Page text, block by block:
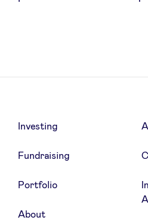
Advantages
BeAngels Academy
Investing
Fundraising
Portfolio
About